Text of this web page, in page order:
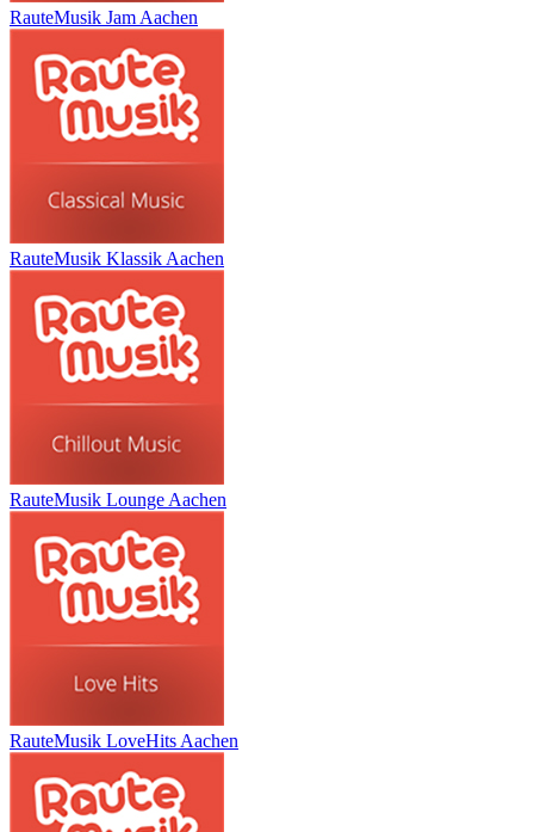
RauteMusik Jam Aachen
RauteMusik Klassik Aachen
RauteMusik Lounge Aachen
RauteMusik LoveHits Aachen